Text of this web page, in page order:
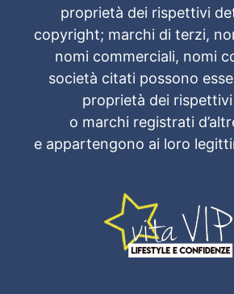
proprietà dei rispettivi
copyright; marchi di terzi,
nomi commerciali, nomi
società citati possono
proprietà dei
o marchi registrati
e appartengono ai loro